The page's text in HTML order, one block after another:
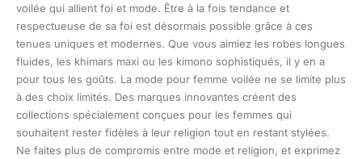
voilée qui allient foi et mode. Être à la fois tendance et
respectueuse de sa foi est désormais possible grâce à ces
tenues uniques et modernes. Que vous aimiez les robes longues
fluides, les khimars maxi ou les kimono sophistiqués, il y en a
pour tous les goûts. La mode pour femme voilée ne se limite plus
à des choix limités. Des marques innovantes créent des
collections spécialement conçues pour les femmes qui
souhaitent rester fidèles à leur religion tout en restant stylées.
Ne faites plus de compromis entre mode et religion, et exprimez